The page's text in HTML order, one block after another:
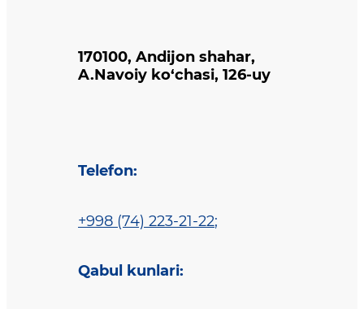
170100, Andijon shahar,
A.Navoiy ko‘chasi, 126-uy
Telefon:
+998 (74) 223-21-22;
Qabul kunlari: